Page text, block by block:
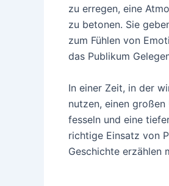
zu erregen, eine
zu betonen. Sie
zum Fühlen von
das Publikum
In einer Zeit, in der
nutzen, einen
fesseln und eine
richtige Einsatz von
Geschichte erzählen